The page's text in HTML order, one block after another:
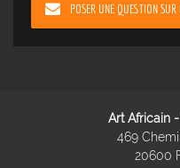
POSER UNE QUESTION
Art Africain
469
20600